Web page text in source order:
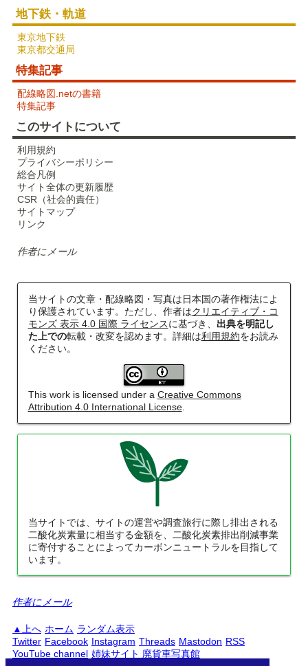
地下鉄・軌道
東京地下鉄
東京都交通局
特集記事
配線略図.netの書籍
特集記事
このサイトについて
利用規約
プライバシーポリシー
総合凡例
サイト全体の更新履歴
CSR（社会的責任）
サイトマップ
リンク
作者にメール
当サイトの文章・配線略図・写真は日本国の著作権法によ
り保護されています。ただし、作者はクリエイティブ・コ
モンズ 表示 4.0 国際 ライセンスに基づき、 出典を明記し
た上での転載・改変を認めます。詳細は利用規約をお読み
ください。
This work is licensed under a Creative Commons
Attribution 4.0 International License.
当サイトでは、サイトの運営や調査旅行に際し排出される
二酸化炭素量に相当する金額を、二酸化炭素排出削減事業
に寄付することによってカーボンニュートラルを目指して
います。
作者にメール
上へ ホーム ランダム表示
Twitter Facebook Instagram Threads Mastodon RSS
YouTube channel 姉妹サイト 廃貨車写真館